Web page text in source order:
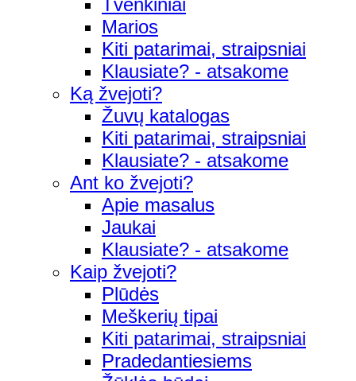
Marios
Kiti patarimai, straipsniai
Klausiate? - atsakome
Ką žvejoti?
Žuvų katalogas
Kiti patarimai, straipsniai
Klausiate? - atsakome
Ant ko žvejoti?
Apie masalus
Jaukai
Klausiate? - atsakome
Kaip žvejoti?
Plūdės
Meškerių tipai
Kiti patarimai, straipsniai
Pradedantiesiems